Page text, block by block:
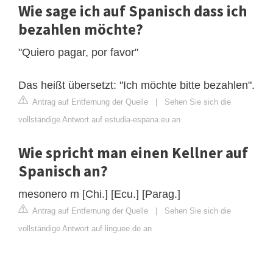
Wie sage ich auf Spanisch dass ich
bezahlen möchte?
"Quiero pagar, por favor"
Das heißt übersetzt: "Ich möchte bitte bezahlen".
Antrag auf Entfernung der Quelle | Sehen Sie sich die
vollständige Antwort auf estudia-espana.eu an
Wie spricht man einen Kellner auf
Spanisch an?
mesonero m [Chi.] [Ecu.] [Parag.]
Antrag auf Entfernung der Quelle | Sehen Sie sich die
vollständige Antwort auf linguee.de an